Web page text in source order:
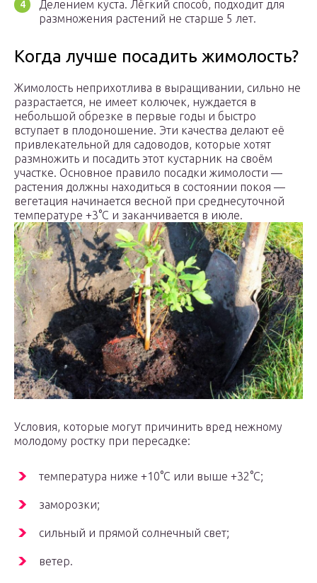
Делением куста. Лёгкий способ, подходит для
размножения растений не старше 5 лет.
Когда лучше посадить жимолость?
Жимолость неприхотлива в выращивании, сильно не
разрастается, не имеет колючек, нуждается в
небольшой обрезке в первые годы и быстро
вступает в плодоношение. Эти качества делают её
привлекательной для садоводов, которые хотят
размножить и посадить этот кустарник на своём
участке. Основное правило посадки жимолости —
растения должны находиться в состоянии покоя —
вегетация начинается весной при среднесуточной
температуре +3°С и заканчивается в июле.
Условия, которые могут причинить вред нежному
молодому ростку при пересадке:
температура ниже +10°С или выше +32°С;
заморозки;
сильный и прямой солнечный свет;
ветер.